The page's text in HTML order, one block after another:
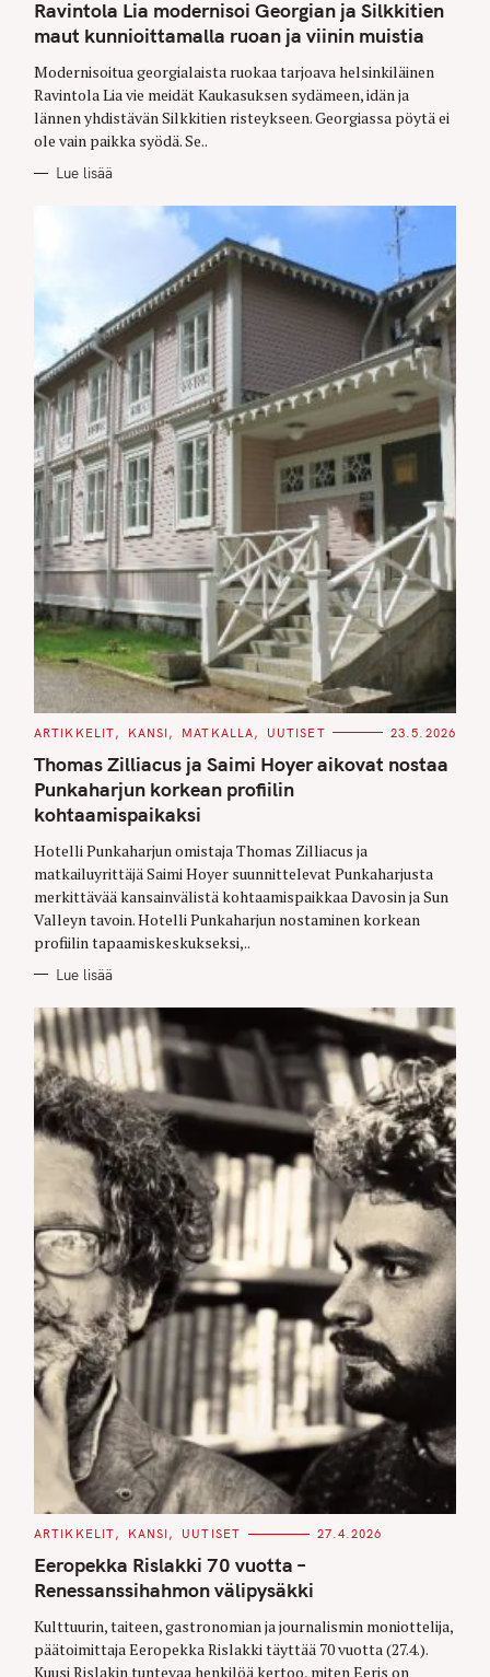
T
E
G
O
I
S
Ravintola Lia modernisoi Georgian ja Silkkitien
maut kunnioittamalla ruoan ja viinin muistia
Modernisoitua georgialaista ruokaa tarjoava helsinkiläinen
Ravintola Lia vie meidät Kaukasuksen sydämeen, idän ja
lännen yhdistävän Silkkitien risteykseen. Georgiassa pöytä ei
ole vain paikka syödä. Se..
Lue lisää
C
T
E
G
O
R
I
S
ARTIKKELIT KANSI MATKALLA UUTISET 23.5.2026
Thomas Zilliacus ja Saimi Hoyer aikovat nostaa
Punkaharjun korkean profiilin
kohtaamispaikaksi
Hotelli Punkaharjun omistaja Thomas Zilliacus ja
matkailuyrittäjä Saimi Hoyer suunnittelevat Punkaharjusta
merkittävää kansainvälistä kohtaamispaikkaa Davosin ja Sun
Valleyn tavoin. Hotelli Punkaharjun nostaminen korkean
profiilin tapaamiskeskukseksi,..
Lue lisää
C
T
E
G
O
I
S
ARTIKKELIT KANSI UUTISET 27.4.2026
Eeropekka Rislakki 70 vuotta –
Renessanssihahmon välipysäkki
Kulttuurin, taiteen, gastronomian ja journalismin moniottelija,
päätoimittaja Eeropekka Rislakki täyttää 70 vuotta (27.4.).
Kuusi Rislakin tuntevaa henkilöä kertoo, miten Eeris on